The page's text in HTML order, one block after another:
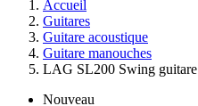
Accueil
Guitares
Guitare acoustique
Guitare manouches
LAG SL200 Swing guitare
Nouveau